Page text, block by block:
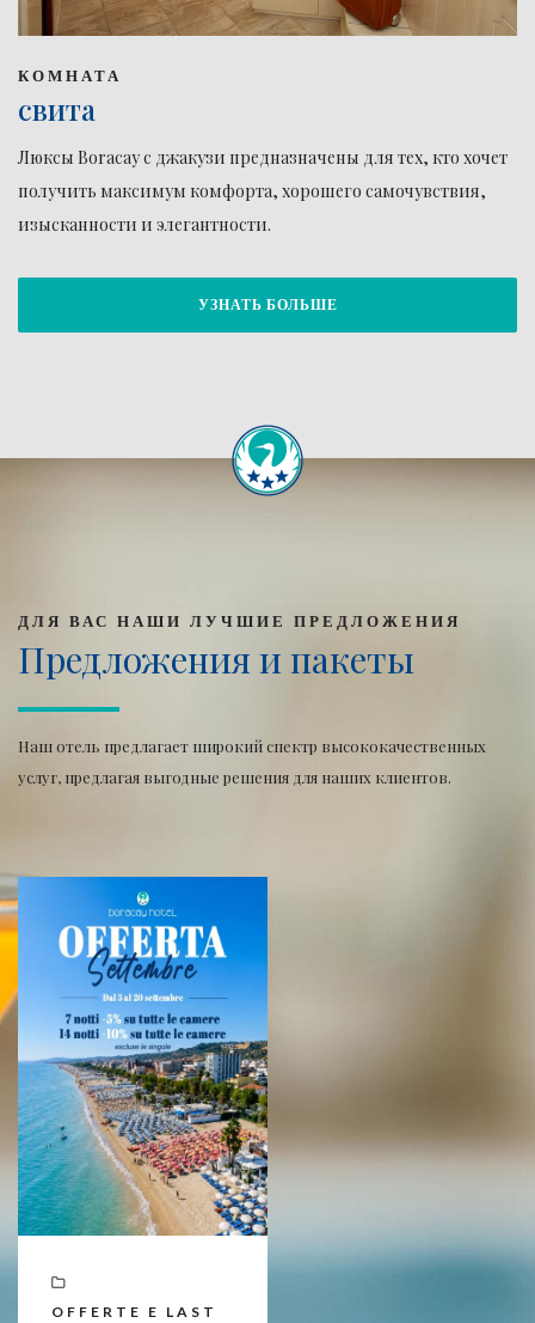
КОМНАТА
свита
Люксы Boracay с джакузи предназначены для тех, кто хочет
получить максимум комфорта, хорошего самочувствия,
изысканности и элегантности.
УЗНАТЬ БОЛЬШЕ
ДЛЯ ВАС НАШИ ЛУЧШИЕ ПРЕДЛОЖЕНИЯ
Предложения и пакеты
Наш отель предлагает широкий спектр высококачественных
услуг, предлагая выгодные решения для наших клиентов.
OFFERTE E LAST